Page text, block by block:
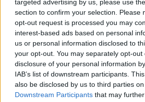
targeted advertising by us, please use
section to confirm your selection. Please
opt-out request is processed you may
interest-based ads based on personal
us or personal information disclosed to
your opt-out. You may separately opt-
disclosure of your personal information
IAB’s list of downstream participants.
also be disclosed by us to third parties
Downstream Participants that may
pénzügyi adatoknál szereplő
adatokra, illetve még egy-két
ilyen plusz kiegészítés, hogy meg
vállalkozás típusát, nevét és
Továbbá ki kell választanod, hogy
vállalkozásodnak leginkább